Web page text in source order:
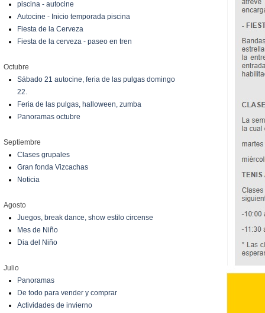
piscina - autocine
Autocine - Inicio temporada piscina
Fiesta de la Cerveza
Fiesta de la cerveza - paseo en tren
Octubre
Sábado 21 autocine, feria de las pulgas domingo
22.
Feria de las pulgas, halloween, zumba
Panoramas octubre
Septiembre
Clases grupales
Gran fonda Vizcachas
Noticia
Agosto
Juegos, break dance, show estilo circense
Mes de Niño
Dia del Niño
Julio
Panoramas
De todo para vender y comprar
Actividades de invierno